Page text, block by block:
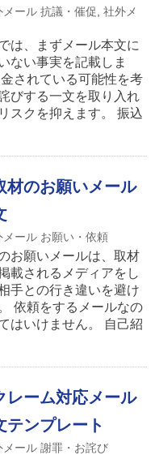
メール 抗議・催促 社外メ
は、まずメール本文に
ない事実を記載しま
されている可能性を考
びする一文を取り入れ
スクを抑えます。 振込
材のお願いメール
メール お願い・依頼
お願いメールは、取材
載されるメディアをし
手との行き違いを避け
依頼をするメールなの
はいけません。 自己紹
レーム対応メール
テンプレート
メール 謝罪・お詫び